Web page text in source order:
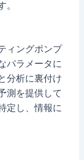
。
ィングポンプ
パラメータに
分析に裏付け
測を提供して
定し、情報に